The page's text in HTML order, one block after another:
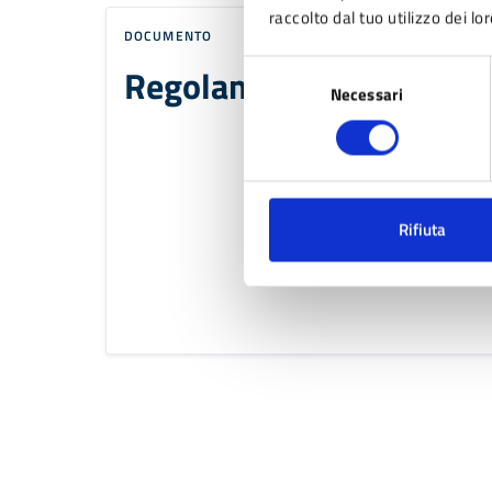
raccolto dal tuo utilizzo dei
del
Necessari
Rifiuta
DOCUMENTO
Regolamento edilizio